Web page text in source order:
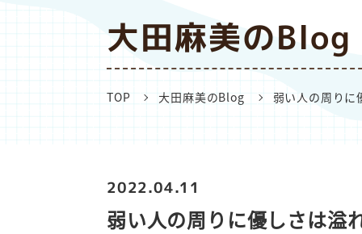
大田麻美のBlog
TOP 大田麻美のBlog 弱い人の周りに
2022.04.11
弱い人の周りに優しさは溢